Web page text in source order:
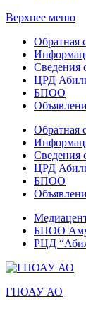
Верхнее меню
Обратная
Сведения
ЦРД
БПОО
Обратная
Сведения
ЦРД
БПОО
БПОО
РЦД
ГПОАУ АО